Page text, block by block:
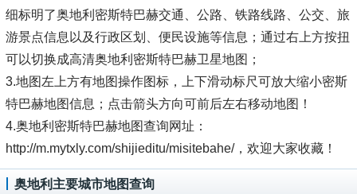
细标明了奥地利密斯特巴赫交通、公路、铁路线路、公交、旅
游景点信息以及行政区划、便民设施等信息；通过右上方按扭
可以切换成高清奥地利密斯特巴赫卫星地图；
3.地图左上方有地图操作图标，上下滑动标尺可放大缩小密斯
特巴赫地图信息；点击箭头方向可前后左右移动地图！
4.奥地利密斯特巴赫地图查询网址：
http://m.mytxly.com/shijieditu/misitebahe/，欢迎大家收藏！
奥地利主要城市地图查询